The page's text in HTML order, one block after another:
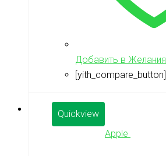
Добавить в Желания
[yith_compare_button]
Quickview
Apple